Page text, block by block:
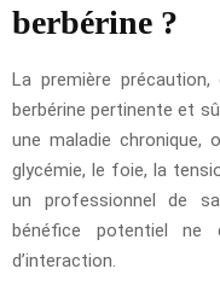
berbérine ?
La première
berbérine pertinente et
une maladie
glycémie, le foie, la
un professionnel de
bénéfice potentiel
d’interaction.